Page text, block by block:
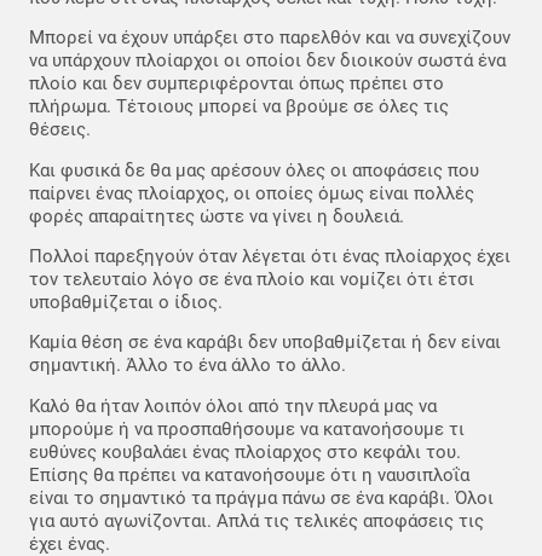
Μπορεί να έχουν υπάρξει στο παρελθόν και να συνεχίζουν
να υπάρχουν πλοίαρχοι οι οποίοι δεν διοικούν σωστά ένα
πλοίο και δεν συμπεριφέρονται όπως πρέπει στο
πλήρωμα. Τέτοιους μπορεί να βρούμε σε όλες τις
θέσεις.
Και φυσικά δε θα μας αρέσουν όλες οι αποφάσεις που
παίρνει ένας πλοίαρχος, οι οποίες όμως είναι πολλές
φορές απαραίτητες ώστε να γίνει η δουλειά.
Πολλοί παρεξηγούν όταν λέγεται ότι ένας πλοίαρχος έχει
τον τελευταίο λόγο σε ένα πλοίο και νομίζει ότι έτσι
υποβαθμίζεται ο ίδιος.
Καμία θέση σε ένα καράβι δεν υποβαθμίζεται ή δεν είναι
σημαντική. Άλλο το ένα άλλο το άλλο.
Καλό θα ήταν λοιπόν όλοι από την πλευρά μας να
μπορούμε ή να προσπαθήσουμε να κατανοήσουμε τι
ευθύνες κουβαλάει ένας πλοίαρχος στο κεφάλι του.
Επίσης θα πρέπει να κατανοήσουμε ότι η ναυσιπλοΐα
είναι το σημαντικό τα πράγμα πάνω σε ένα καράβι. Όλοι
για αυτό αγωνίζονται. Απλά τις τελικές αποφάσεις τις
έχει ένας.